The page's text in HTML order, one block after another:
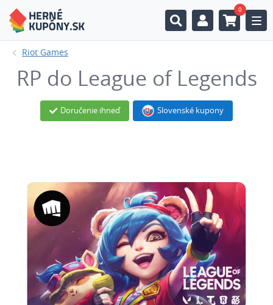
0
Riot Games
RP do League of Legends
Doručenie ihneď Slovenské kupony